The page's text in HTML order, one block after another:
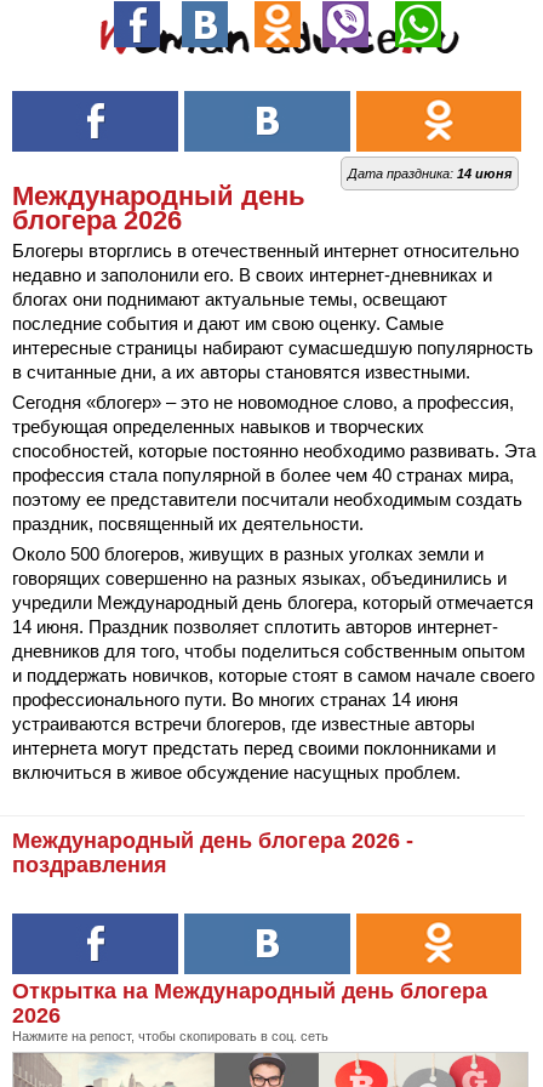
Дата праздника: 14 июня
Международный день
блогера 2026
Блогеры вторглись в отечественный интернет относительно
недавно и заполонили его. В своих интернет-дневниках и
блогах они поднимают актуальные темы, освещают
последние события и дают им свою оценку. Самые
интересные страницы набирают сумасшедшую популярность
в считанные дни, а их авторы становятся известными.
Сегодня «блогер» – это не новомодное слово, а профессия,
требующая определенных навыков и творческих
способностей, которые постоянно необходимо развивать. Эта
профессия стала популярной в более чем 40 странах мира,
поэтому ее представители посчитали необходимым создать
праздник, посвященный их деятельности.
Около 500 блогеров, живущих в разных уголках земли и
говорящих совершенно на разных языках, объединились и
учредили Международный день блогера, который отмечается
14 июня. Праздник позволяет сплотить авторов интернет-
дневников для того, чтобы поделиться собственным опытом
и поддержать новичков, которые стоят в самом начале своего
профессионального пути. Во многих странах 14 июня
устраиваются встречи блогеров, где известные авторы
интернета могут предстать перед своими поклонниками и
включиться в живое обсуждение насущных проблем.
Международный день блогера 2026 -
поздравления
Открытка на Международный день блогера
2026
Нажмите на репост, чтобы скопировать в соц. сеть